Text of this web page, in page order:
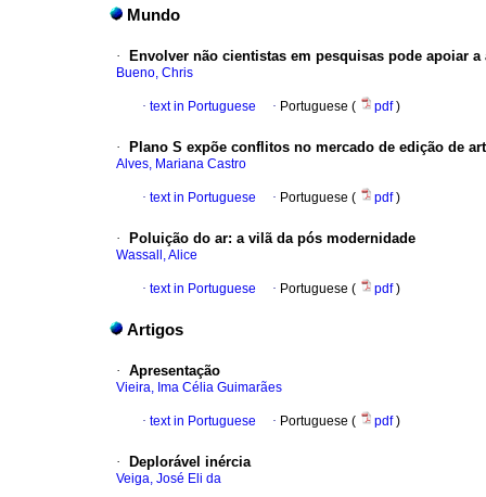
Mundo
· Envolver não cientistas em pesquisas pode apoiar
Bueno, Chris
· text in Portuguese · Portuguese ( pdf)
· Plano S expõe conflitos no mercado de edição de
Alves, Mariana Castro
· text in Portuguese · Portuguese ( pdf)
· Poluição do ar: a vilã da pós modernidade
Wassall, Alice
· text in Portuguese · Portuguese ( pdf)
Artigos
· Apresentação
Vieira, Ima Célia Guimarães
· text in Portuguese · Portuguese ( pdf)
· Deplorável inércia
Veiga, José Eli da